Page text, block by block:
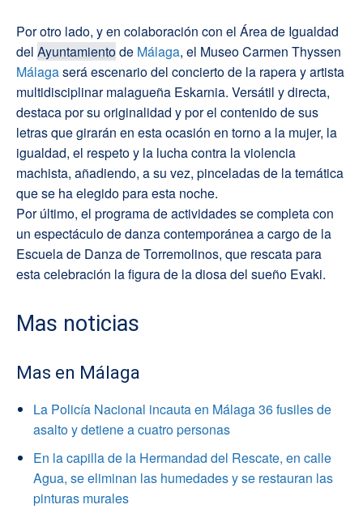
Por otro lado, y en colaboración con el Área de Igualdad
del Ayuntamientode Málaga, el Museo Carmen Thyssen
Málagaserá escenario del concierto de la rapera y artista
multidisciplinar malagueña Eskarnia. Versátil y directa,
destaca por su originalidad y por el contenido de sus
letras que girarán en esta ocasión en torno a la mujer, la
igualdad, el respeto y la lucha contra la violencia
machista, añadiendo, a su vez, pinceladas de la temática
que se ha elegido para esta noche.
Por último, el programa de actividades se completa con
un espectáculo de danza contemporánea a cargo de la
Escuela de Danza de Torremolinos, que rescata para
esta celebración la figura de la diosa del sueño Evaki.
Mas noticias
Mas en Málaga
La Policía Nacional incauta en Málaga 36 fusiles de
asalto y detiene a cuatro personas
En la capilla de la Hermandad del Rescate, en calle
Agua, se eliminan las humedades y se restauran las
pinturas murales